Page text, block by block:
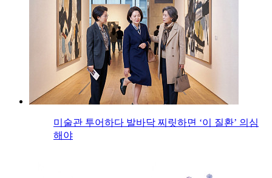
미술관 투어하다 발바닥 찌릿하면 ‘이 질환’ 의심
해야